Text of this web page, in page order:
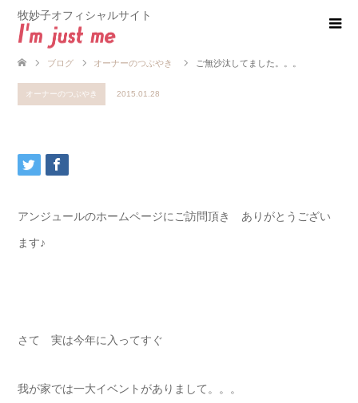
牧妙子オフィシャルサイト
ブログ オーナーのつぶやき ご無沙汰してました。。。
オーナーのつぶやき 2015.01.28
アンジュールのホームページにご訪問頂き ありがとうござい
ます♪
さて 実は今年に入ってすぐ
我が家では一大イベントがありまして。。。